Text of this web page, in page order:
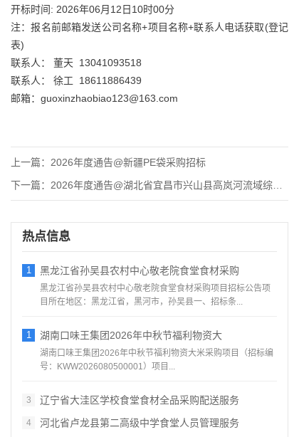
开标时间: 2026年06月12日10时00分
注：报名前邮箱发送公司名称+项目名称+联系人电话获取(登记
表)
联系人： 董天 13041093518
联系人： 徐工 18611886439
邮箱：guoxinzhaobiao123@163.com
上一篇： 2026年度通告@新疆PE袋采购招标
下一篇： 2026年度通告@湖北省宜昌市兴山县高岚河流域综合治理与开发
热点信息
1 黑龙江省孙吴县农村中心敬老院食堂食材采购
黑龙江省孙吴县农村中心敬老院食堂食材采购项目招标公告项
目所在地区：黑龙江省，黑河市，孙吴县一、招标条...
1 湖南口味王集团2026年中秋节福利物资大
湖南口味王集团2026年中秋节福利物资大米采购项目（招标编
号：KWW2026080500001）项目...
3 辽宁省大洼区学校食堂食材全品采购配送服务
4 河北省卢龙县第二高级中学食堂人员管理服务